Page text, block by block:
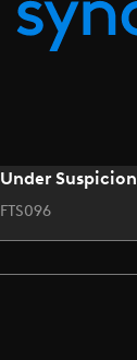
Under Suspicion
FTS096